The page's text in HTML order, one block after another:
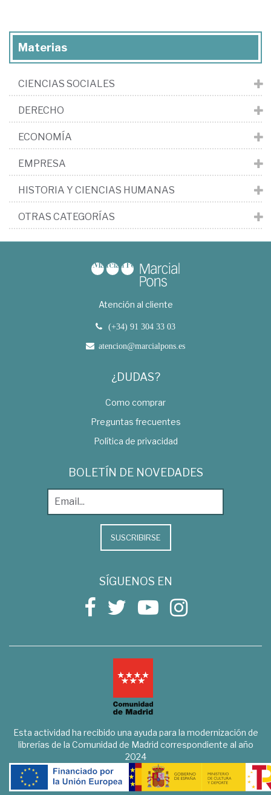
Materias
CIENCIAS SOCIALES
DERECHO
ECONOMÍA
EMPRESA
HISTORIA Y CIENCIAS HUMANAS
OTRAS CATEGORÍAS
Atención al cliente
(+34) 91 304 33 03
atencion@marcialpons.es
¿DUDAS?
Como comprar
Preguntas frecuentes
Política de privacidad
BOLETÍN DE NOVEDADES
SUSCRIBIRSE
SÍGUENOS EN
Esta actividad ha recibido una ayuda para la modernización de
librerías de la Comunidad de Madrid correspondiente al año
2024